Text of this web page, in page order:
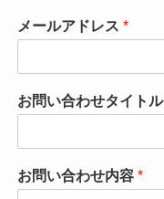
メールアドレス *
お問い合わせタイトル
お問い合わせ内容 *